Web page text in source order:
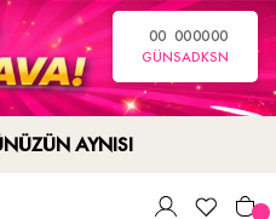
00
GÜN
00
SA
00
DK
00
SN
AYNISI